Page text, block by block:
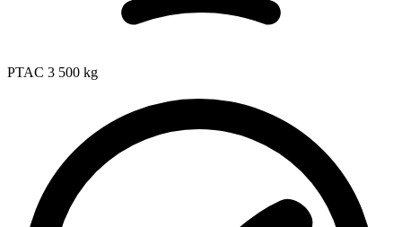
PTAC 3 500 kg